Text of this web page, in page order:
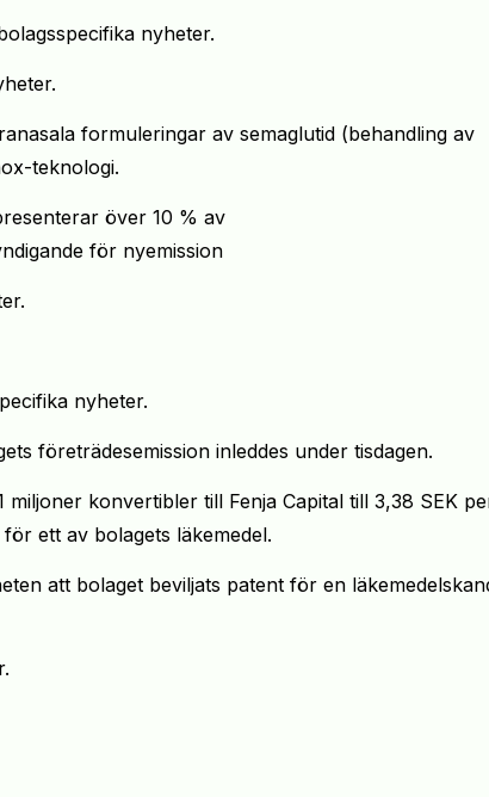
nyheter.
formuleringar av semaglutid (behandling av
teknologi.
över 10 % av
för nyemission
nyheter.
företrädesemission inleddes under tisdagen.
konvertibler till Fenja Capital till 3,38 SEK
ett av bolagets läkemedel.
att bolaget beviljats patent för en